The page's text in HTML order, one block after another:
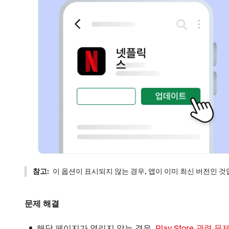
참고: 이 옵션이 표시되지 않는 경우, 앱이 이미 최신 버전인 것
문제 해결